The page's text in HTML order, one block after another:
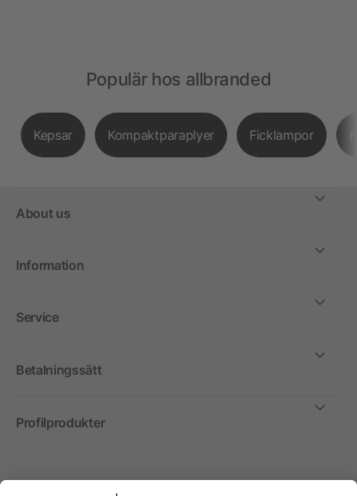
Populär hos allbranded
Kepsar Kompaktparaplyer Ficklampor
About us
Information
Service
Betalningssätt
Profilprodukter